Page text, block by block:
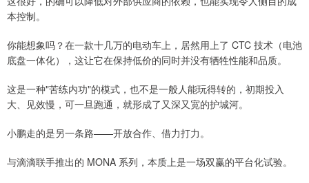
本控制。
你能想象吗？在一款十几万的电动车上，居然用上了 CTC 技术（电池
底盘一体化），这让它在保持低价的同时并没有牺牲性能和品质。
这是一种"苦练内功"的模式，也不是一般人能玩得转的，初期投入
大、见效慢，可一旦跑通，就形成了又深又宽的护城河。
小鹏走的是另一条路——开放合作、借力打力。
与滴滴联手推出的 MONA 系列，本质上是一场双赢的平台化试验。